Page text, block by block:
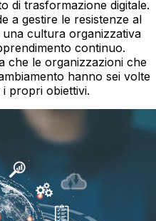
di trasformazione digitale.
a gestire le resistenze al
cultura organizzativa
continuo.
che le organizzazioni che
hanno sei volte
propri obiettivi.